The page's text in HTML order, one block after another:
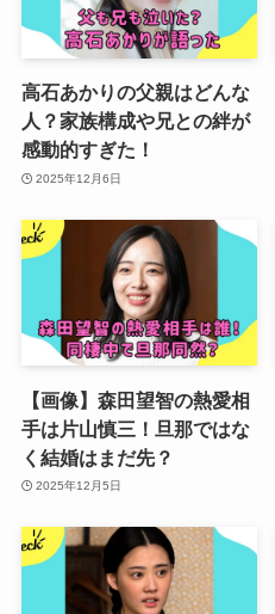
高石あかりの父親はどんな
人？家族構成や兄との絆が
感動的すぎた！
2025年12月6日
【画像】森田望智の熱愛相
手は片山慎三！旦那ではな
く結婚はまだ先？
2025年12月5日